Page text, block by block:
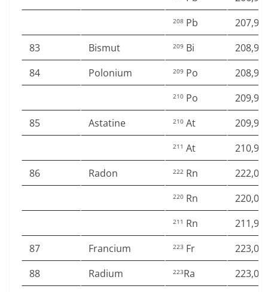
208 Pb
83
Bismut 209 Bi
84
Polonium 209 Po
210 Po
85
Astatine 210 At
211 At
86
Radon 222 Rn
220 Rn
211 Rn
87
Francium 223 Fr
88
Radium 223Ra